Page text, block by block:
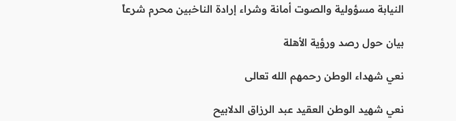
النيابة مسؤولية والصوت أمانة وشراء إرادة الناخبين محرم شرعاً
بيان حول رصد ورؤية الأهلة
نعي شهداء الوطن رحمهم الله تعالى
نعي شهيد الوطن العقيد عبد الرزاق الدلابيح